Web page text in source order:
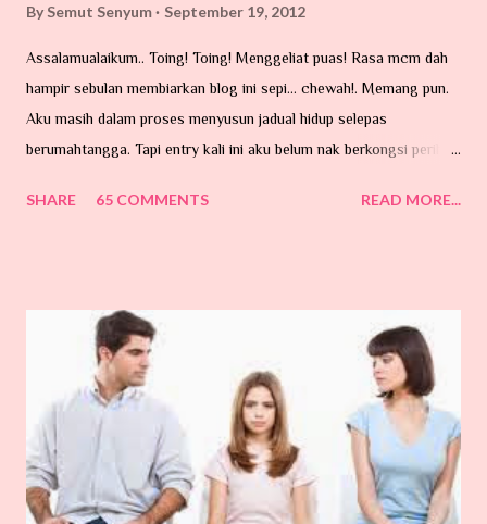
By Semut Senyum September 19, 2012
Assalamualaikum.. Toing! Toing! Menggeliat puas! Rasa mcm dah
hampir sebulan membiarkan blog ini sepi... chewah!. Memang pun.
Aku masih dalam proses menyusun jadual hidup selepas
berumahtangga. Tapi entry kali ini aku belum nak berkongsi perihal
Hari ni nak cerita pasal benda dalam gambar ni. Sumber GOOGLE.
Nama pun kutu, dia memang suka hisap darah. Dia ni kecik je...
Mungkin terbang atau dibawa angin, atau dibawa oleh haiwan-
haiwan peliharaan kita yang suka sangat memburu dan bersiar-siar
dalam hutan contohnya kucing. Si kecil ni memang pakar mencari
makanan di urat-urat tubuh kita ni. Tempat yang paling syok sekali
katanya dicelah-celah lipatan tubuh contohnya belakang telinga,
kelopak ...
SHARE 65 COMMENTS READ MORE...